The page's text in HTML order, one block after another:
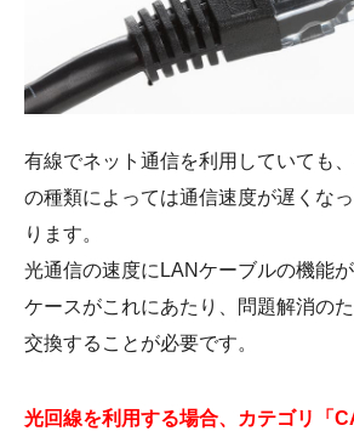
有線でネット通信を利用していても
の種類によっては通信速度が遅くな
ります。
光通信の速度にLANケーブルの機能
ケースがこれにあたり、問題解消の
交換することが必要です。
光回線を利用する場合、カテゴリ「